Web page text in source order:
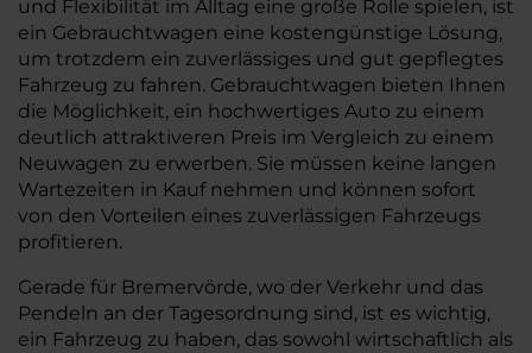
und Flexibilität im Alltag eine große Rolle spielen, ist
ein Gebrauchtwagen eine kostengünstige Lösung,
um trotzdem ein zuverlässiges und gut gepflegtes
Fahrzeug zu fahren. Gebrauchtwagen bieten Ihnen
die Möglichkeit, ein hochwertiges Auto zu einem
deutlich attraktiveren Preis im Vergleich zu einem
Neuwagen zu erwerben. Sie müssen keine langen
Wartezeiten in Kauf nehmen und können sofort
von den Vorteilen eines zuverlässigen Fahrzeugs
profitieren.
Gerade für Bremervörde, wo der Verkehr und das
Pendeln an der Tagesordnung sind, ist es wichtig,
ein Fahrzeug zu haben, das sowohl wirtschaftlich als